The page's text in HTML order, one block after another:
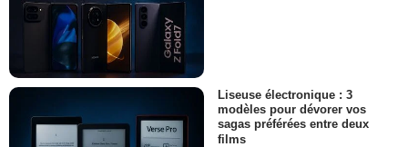
Liseuse électronique : 3
modèles pour dévorer vos
sagas préférées entre deux
films